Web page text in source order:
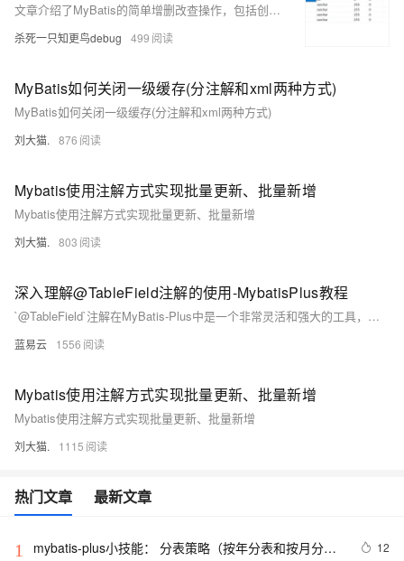
文章介绍了MyBatis的简单增删改查操作，包括创建数据表、实体类、配置文件、Mapper接口及其XML文件，并解释了`#{}`预编译参数和`@Param`注解的使用。同时，还涵盖了resultType与resultMap的区别，并提供了完整的代码实例和测试用例。
杀死一只知更鸟debug 499
MyBatis如何关闭一级缓存(分注解和xml两种方式)
MyBatis如何关闭一级缓存(分注解和xml两种方式)
刘大猫. 876
Mybatis使用注解方式实现批量更新、批量新增
Mybatis使用注解方式实现批量更新、批量新增
刘大猫. 803
深入理解@TableField注解的使用-MybatisPlus教程
`@TableField`注解在MyBatis-Plus中是一个非常灵活和强大的工具，能够帮助开发者精细控制实体类与数据库表字段之间的映射关系。通过合理使用 `@TableField`注解，可以实现字段名称映射、自动填充、条件查询以及自定义类型处理等高级功能。这些功能在实际开发中，可以显著提高代码的可读性和维护性。如果需要进一步优化和管理你的MyBatis-Plus应用程
蓝易云 1556
Mybatis使用注解方式实现批量更新、批量新增
Mybatis使用注解方式实现批量更新、批量新增
刘大猫. 1115
热门文章 最新文章
1
mybatis-plus小技能： 分表策略（按年分表和按月分
12